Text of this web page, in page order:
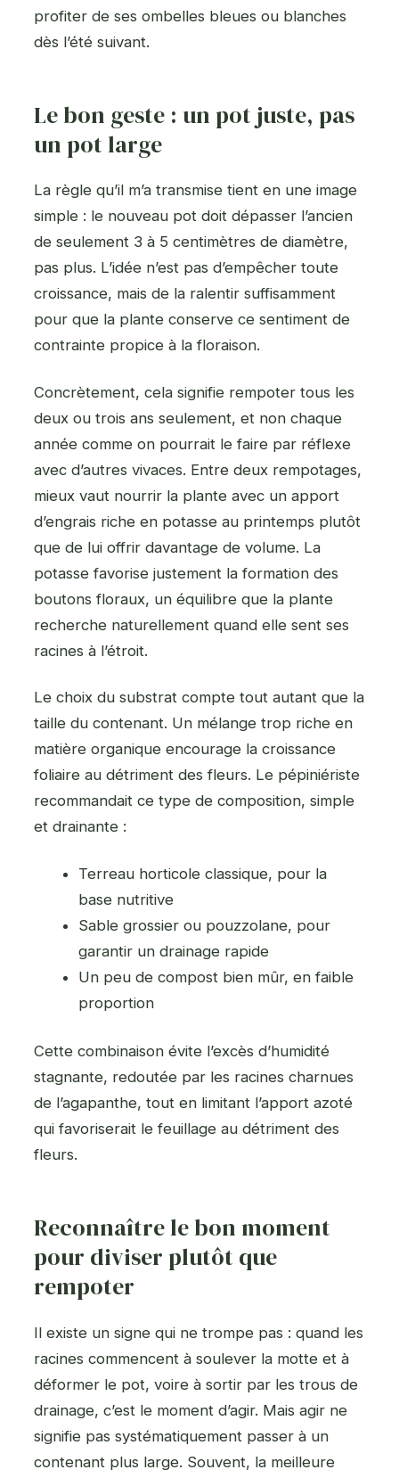
profiter de ses ombelles bleues ou blanches
dès l’été suivant.
Le bon geste : un pot juste, pas
un pot large
La règle qu’il m’a transmise tient en une image
simple : le nouveau pot doit dépasser l’ancien
de seulement 3 à 5 centimètres de diamètre,
pas plus. L’idée n’est pas d’empêcher toute
croissance, mais de la ralentir suffisamment
pour que la plante conserve ce sentiment de
contrainte propice à la floraison.
Concrètement, cela signifie rempoter tous les
deux ou trois ans seulement, et non chaque
année comme on pourrait le faire par réflexe
avec d’autres vivaces. Entre deux rempotages,
mieux vaut nourrir la plante avec un apport
d’engrais riche en potasse au printemps plutôt
que de lui offrir davantage de volume. La
potasse favorise justement la formation des
boutons floraux, un équilibre que la plante
recherche naturellement quand elle sent ses
racines à l’étroit.
Le choix du substrat compte tout autant que la
taille du contenant. Un mélange trop riche en
matière organique encourage la croissance
foliaire au détriment des fleurs. Le pépiniériste
recommandait ce type de composition, simple
et drainante :
Terreau horticole classique, pour la
base nutritive
Sable grossier ou pouzzolane, pour
garantir un drainage rapide
Un peu de compost bien mûr, en faible
proportion
Cette combinaison évite l’excès d’humidité
stagnante, redoutée par les racines charnues
de l’agapanthe, tout en limitant l’apport azoté
qui favoriserait le feuillage au détriment des
fleurs.
Reconnaître le bon moment
pour diviser plutôt que
rempoter
Il existe un signe qui ne trompe pas : quand les
racines commencent à soulever la motte et à
déformer le pot, voire à sortir par les trous de
drainage, c’est le moment d’agir. Mais agir ne
signifie pas systématiquement passer à un
contenant plus large. Souvent, la meilleure